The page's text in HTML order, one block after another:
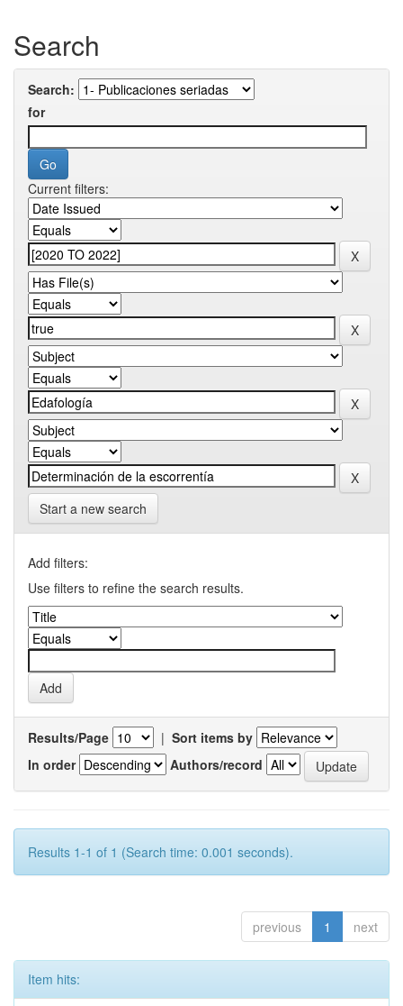
Search
Search:
for
Current filters:
Start a new search
Add filters:
Use filters to refine the search results.
Results/Page | Sort items by
In order
Authors/record
Results 1-1 of 1 (Search time: 0.001 seconds).
previous 1 next
Item hits: